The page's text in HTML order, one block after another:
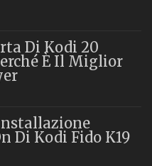
Di Kodi 20
È Il Miglior
Di Kodi Fido K19